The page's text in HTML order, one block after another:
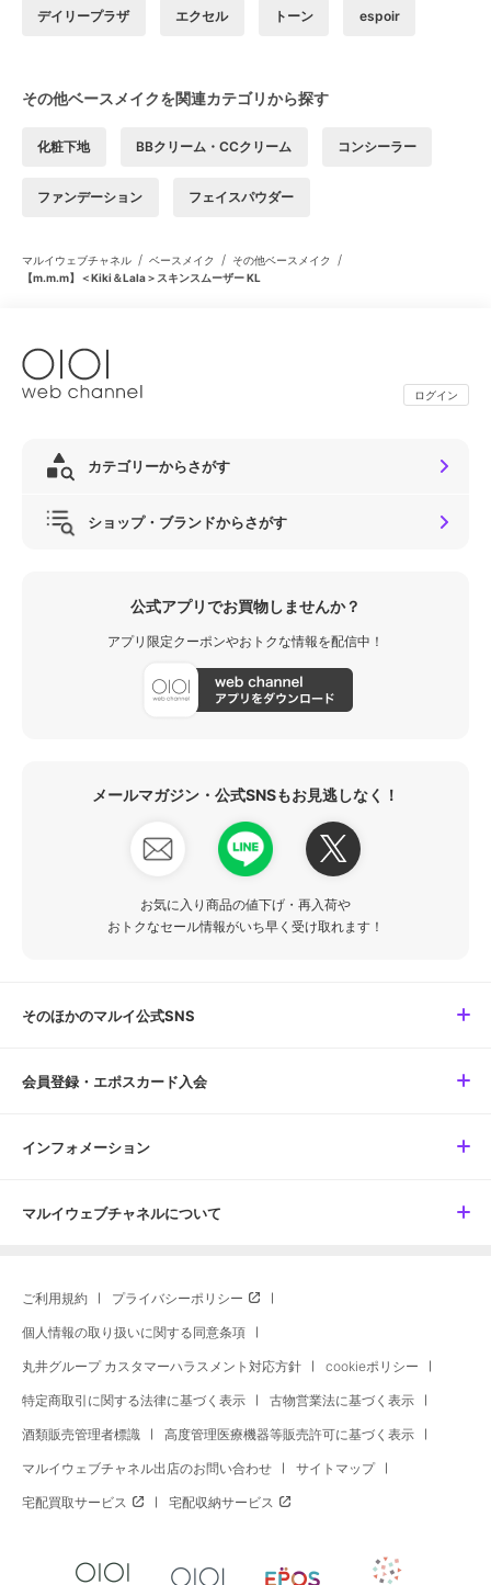
デイリープラザ エクセル トーン espoir
その他ベースメイクを関連カテゴリから探す
化粧下地 BBクリーム・CCクリーム コンシーラー
ファンデーション フェイスパウダー
マルイウェブチャネル / ベースメイク / その他ベースメイク /
【m.m.m】＜Kiki＆Lala＞スキンスムーザー KL
ログイン
カテゴリーからさがす
ショップ・ブランドからさがす
公式アプリでお買物しませんか？
アプリ限定クーポンやおトクな情報を配信中！
メールマガジン・公式SNSもお見逃しなく！
お気に入り商品の値下げ・再入荷や
おトクなセール情報がいち早く受け取れます！
そのほかのマルイ公式SNS
会員登録・エポスカード入会
インフォメーション
マルイウェブチャネルについて
ご利用規約 プライバシーポリシー
個人情報の取り扱いに関する同意条項
丸井グループ カスタマーハラスメント対応方針 cookieポリシー
特定商取引に関する法律に基づく表示 古物営業法に基づく表示
酒類販売管理者標識 高度管理医療機器等販売許可に基づく表示
マルイウェブチャネル出店のお問い合わせ サイトマップ
宅配買取サービス 宅配収納サービス